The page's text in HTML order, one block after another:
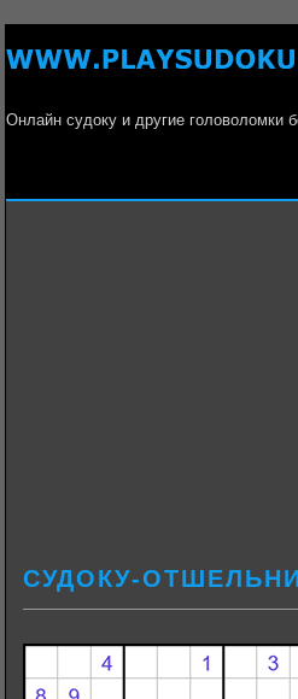
Онлайн судоку и другие головоломки
СУДОКУ-